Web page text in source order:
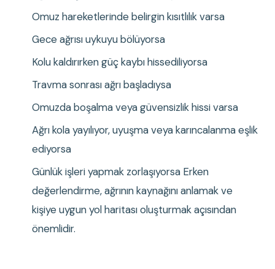
Omuz hareketlerinde belirgin kısıtlılık varsa
Gece ağrısı uykuyu bölüyorsa
Kolu kaldırırken güç kaybı hissediliyorsa
Travma sonrası ağrı başladıysa
Omuzda boşalma veya güvensizlik hissi varsa
Ağrı kola yayılıyor, uyuşma veya karıncalanma eşlik
ediyorsa
Günlük işleri yapmak zorlaşıyorsa Erken
değerlendirme, ağrının kaynağını anlamak ve
kişiye uygun yol haritası oluşturmak açısından
önemlidir.